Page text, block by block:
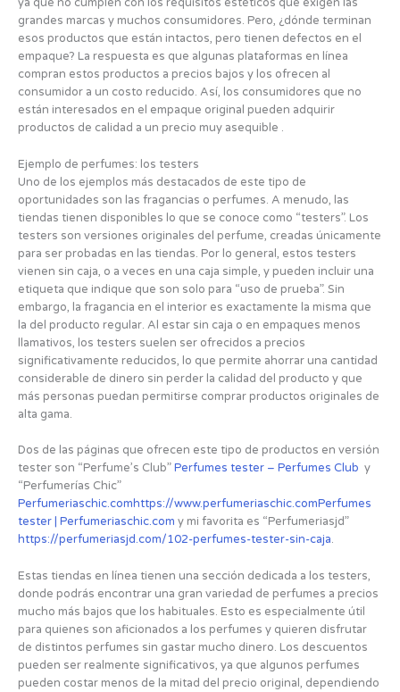
ya que no cumplen con los requisitos estéticos que exigen las
grandes marcas y muchos consumidores. Pero, ¿dónde terminan
esos productos que están intactos, pero tienen defectos en el
empaque? La respuesta es que algunas plataformas en línea
compran estos productos a precios bajos y los ofrecen al
consumidor a un costo reducido. Así, los consumidores que no
están interesados en el empaque original pueden adquirir
productos de calidad a un precio muy asequible .
Ejemplo de perfumes: los testers
Uno de los ejemplos más destacados de este tipo de
oportunidades son las fragancias o perfumes. A menudo, las
tiendas tienen disponibles lo que se conoce como “testers”. Los
testers son versiones originales del perfume, creadas únicamente
para ser probadas en las tiendas. Por lo general, estos testers
vienen sin caja, o a veces en una caja simple, y pueden incluir una
etiqueta que indique que son solo para “uso de prueba”. Sin
embargo, la fragancia en el interior es exactamente la misma que
la del producto regular. Al estar sin caja o en empaques menos
llamativos, los testers suelen ser ofrecidos a precios
significativamente reducidos, lo que permite ahorrar una cantidad
considerable de dinero sin perder la calidad del producto y que
más personas puedan permitirse comprar productos originales de
alta gama.
Dos de las páginas que ofrecen este tipo de productos en versión
tester son “Perfume’s Club”Perfumes tester – Perfumes Club y
“Perfumerías Chic”
Perfumeriaschic.comhttps://www.perfumeriaschic.comPerfumes
tester | Perfumeriaschic.com y mi favorita es “Perfumeriasjd”
https://perfumeriasjd.com/102-perfumes-tester-sin-caja.
Estas tiendas en línea tienen una sección dedicada a los testers,
donde podrás encontrar una gran variedad de perfumes a precios
mucho más bajos que los habituales. Esto es especialmente útil
para quienes son aficionados a los perfumes y quieren disfrutar
de distintos perfumes sin gastar mucho dinero. Los descuentos
pueden ser realmente significativos, ya que algunos perfumes
pueden costar menos de la mitad del precio original, dependiendo